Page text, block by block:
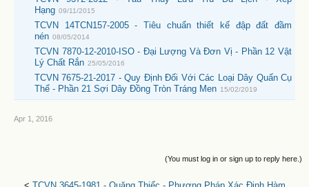
Hạng 09/11/2015
TCVN 14TCN157-2005 - Tiêu chuẩn thiết kế đập đất đầm
nén 08/05/2014
TCVN 7870-12-2010-ISO - Đại Lượng Và Đơn Vị - Phần 12 Vật
Lý Chất Rắn 25/05/2016
TCVN 7675-21-2017 - Quy Định Đối Với Các Loại Dây Quấn Cụ
Thể - Phần 21 Sợi Dây Đồng Tròn Tráng Men 15/02/2019
Apr 1, 2016
(You must log in or sign up to reply here.)